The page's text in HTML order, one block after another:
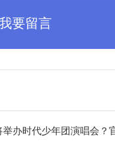
要留言
代少年团演唱会？官方回应：纯